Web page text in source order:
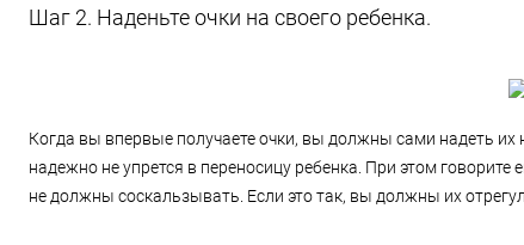
Шаг 2. Наденьте очки на своего ребенка.
Когда вы впервые получаете очки, вы должны сами надеть их
надежно не упрется в переносицу ребенка. При этом
не должны соскальзывать. Если это так, вы должны их